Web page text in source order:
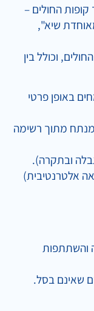
קופות החולים –
שיא",
וכולל בין
באופן פרטי
מתוך רשימה
ובתקרה).
אלטרנטיבית)
והשתתפות
שאינם בסל.